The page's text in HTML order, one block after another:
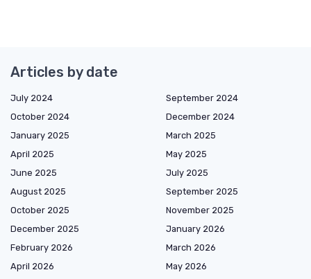
Articles by date
July 2024
September 2024
October 2024
December 2024
January 2025
March 2025
April 2025
May 2025
June 2025
July 2025
August 2025
September 2025
October 2025
November 2025
December 2025
January 2026
February 2026
March 2026
April 2026
May 2026